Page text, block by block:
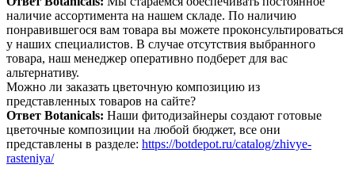
наличие ассортимента на нашем складе. По наличию
понравившегося вам товара вы можете проконсультироваться
у наших специалистов. В случае отсутствия выбранного
товара, наш менеджер оперативно подберет для вас
альтернативу.
Можно ли заказать цветочную композицию из
представленных товаров на сайте?
Ответ Botanicals: Наши фитодизайнеры создают готовые
цветочные композиции на любой бюджет, все они
представлены в разделе: https://botdepot.ru/catalog/zhivye-
rasteniya/